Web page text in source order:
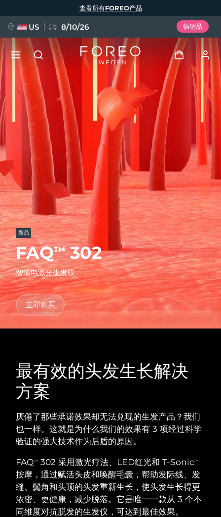
新品
FAQTM302
智能电激光生发仪
立即购买
最有效的头发生长解决
方案
厌倦了那些承诺效果却无法兑现的生发产品？我们
也一样。这就是为什么我们的效果有 3 项经过科学
验证的强大技术作为后盾的原因。
FAQTM 302 采用激光疗法、LED红光和 T-SonicTM
按摩，通过赋活头皮和唤醒毛囊，帮助发际线、发
缝、鬓角和头顶的头发重新生长，使头发生长得更
浓密、更健康，减少脱落。它是唯一一款从 3 个不
同维度对抗脱发的生发仪，可达到最佳效果。
查看所有FOREO产品
US 8/10/26 畅销品
登录
用户信息
我的设备
我的订单
我的地址
我的订阅
新品
FAQ™ Pure Beauty-Tech Elixir
BREAKING NEWS
issa™ Teeth Whitening Set
FAQ™ Dual LED Panel
热门产品
红光疗法
瑞典美肤护理
面部清洁 紧致提拉
语言
English Deutsch
Español
Français
Italiano
Português
Polski
Svenska
Русский
Türkçe
简体中文 繁體中文
发货国家
美国 预计送达日期8/10/26
英国 预计送达日期8/9/26
西班牙 预计送达日期 8/9/26
德国 预计送达日期8/9/26
加拿大
澳大利亚 预计送达日期 8/12/26
奥地利 预计送达日期8/9/26
巴林 预计送达日期8/10/26
比利时 预计送达日期 8/9/26